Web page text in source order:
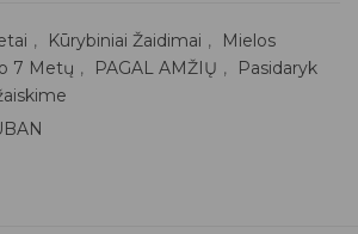
, Kūrybiniai Žaidimai ,
Mielos
7 Metų , PAGAL AMŽIŲ ,
Pasidaryk